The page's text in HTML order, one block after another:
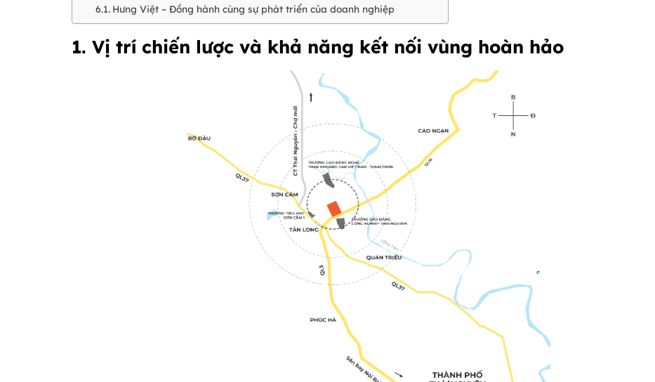
Hưng Việt – Đồng hành cùng sự phát triển của doanh nghiệp
1. Vị trí chiến lược và khả năng kết nối vùng hoàn hảo